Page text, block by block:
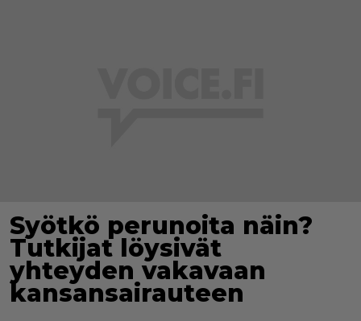
Syötkö perunoita näin?
Tutkijat löysivät
yhteyden vakavaan
kansansairauteen